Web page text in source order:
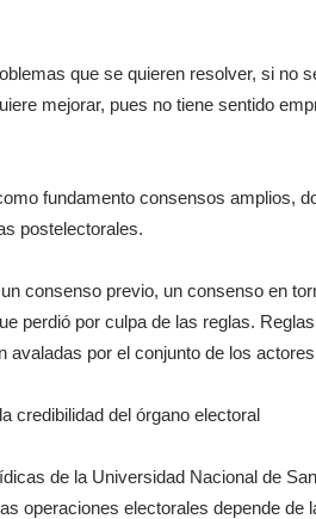
que se quieren resolver, si no
mejorar, pues no tiene sentido
fundamento consensos amplios,
postelectorales.
consenso previo, un consenso en
perdió por culpa de las reglas.
por el conjunto de los
credibilidad del órgano electoral
de la Universidad Nacional de
operaciones electorales depende de